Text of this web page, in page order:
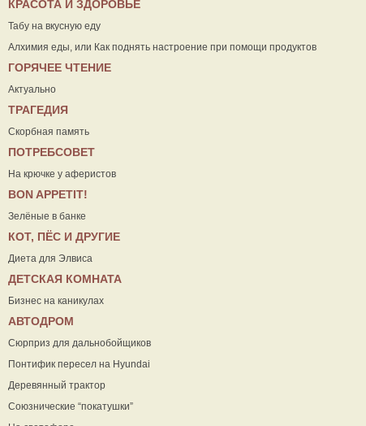
КРАСОТА И ЗДОРОВЬЕ
Табу на вкусную еду
Алхимия еды, или Как поднять настроение при помощи продуктов
ГОРЯЧЕЕ ЧТЕНИЕ
Актуально
ТРАГЕДИЯ
Скорбная память
ПОТРЕБСОВЕТ
На крючке у аферистов
ВON APPETIT!
Зелёные в банке
КОТ, ПЁС И ДРУГИЕ
Диета для Элвиса
ДЕТСКАЯ КОМНАТА
Бизнес на каникулах
АВТОДРОМ
Сюрприз для дальнобойщиков
Понтифик пересел на Hyundai
Деревянный трактор
Союзнические “покатушки”